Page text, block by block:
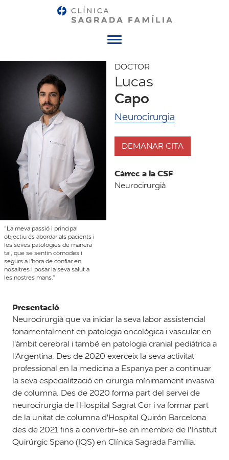
“La meva passió i principal
objectiu és abordar als pacients i
les seves patologies de manera
tal, que se sentin còmodes i
segurs a l'hora de confiar en
nosaltres i posar la seva salut a
les nostres mans.”
DOCTOR
Lucas
Capo
Neurocirurgia
DEMANAR CITA
Càrrec a la CSF
Neurocirurgià
Presentació
Neurocirurgià que va iniciar la seva labor assistencial
fonamentalment en patologia oncològica i vascular en
l'àmbit cerebral i també en patologia cranial pediàtrica a
l'Argentina. Des de 2020 exerceix la seva activitat
professional en la medicina a Espanya per a continuar
la seva especialització en cirurgia mínimament invasiva
de columna. Des de 2020 forma part del servei de
neurocirurgia de l'Hospital Sagrat Cor i va formar part
de la unitat de columna d'Hospital Quirón Barcelona
des de 2021 fins a convertir-se en membre de l'Institut
Quirúrgic Spano (IQS) en Clínica Sagrada Família.